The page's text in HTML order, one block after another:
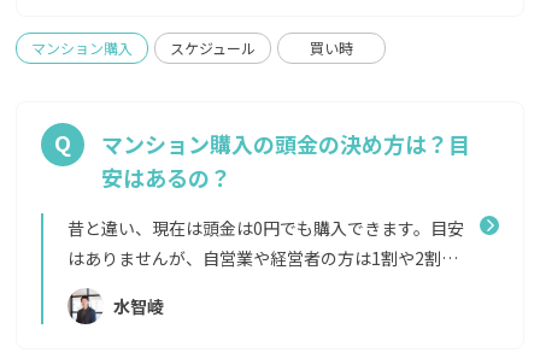
は、希望のエリアイメージをAgentlyで伝えてみる
決してありません。 住宅購入は大きな買い物ですか
中古マンションでは、市場に出た個人や企業が持っ
ている物件を購入する形となります。家を売る理由は
ないうえに、一度市場に出たら数日でとられてしま
うようなこともあります。「こんな条件が出たら買お
う！」と事前に決めておくことが大事です。 また、
新築マンションの場合は、売り主はマンションを建
マンション購入 スケジュール 買い時
マンション購入の頭金の決め方は？目
安はあるの？
昔と違い、現在は頭金は0円でも購入できます。目安
はありませんが、自営業や経営者の方は1割や2割の
準備を必須とする金融機関もあります。 頭金0円の場
合 メリット：手元に現金を多く残せるデメリット：
水智崚